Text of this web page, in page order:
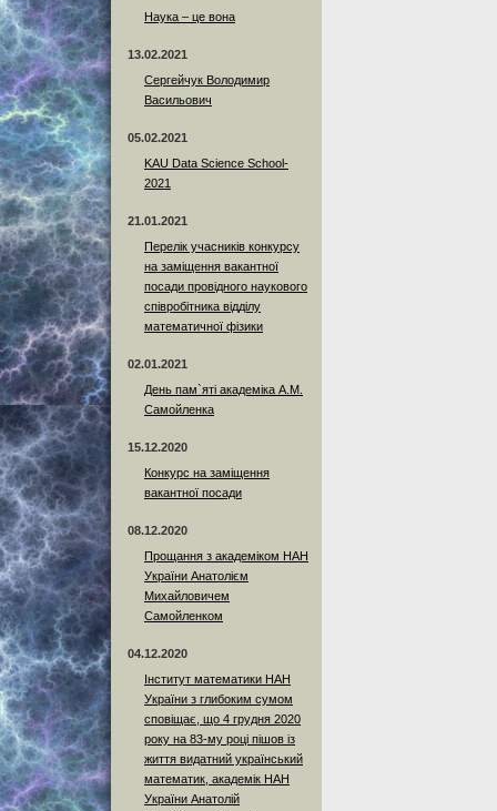
Наука – це вона
13.02.2021
Сергейчук Володимир
Васильович
05.02.2021
KAU Data Science School-
2021
21.01.2021
Перелік учасників конкурсу
на заміщення вакантної
посади провідного наукового
співробітника відділу
математичної фізики
02.01.2021
День пам`яті академіка А.М.
Самойленка
15.12.2020
Конкурс на заміщення
вакантної посади
08.12.2020
Прощання з академіком НАН
України Анатолієм
Михайловичем
Самойленком
04.12.2020
Інститут математики НАН
України з глибоким сумом
сповіщає, що 4 грудня 2020
року на 83-му році пішов із
життя видатний український
математик, академік НАН
України Анатолій